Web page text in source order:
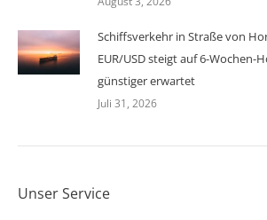
Schiffsverkehr in Straße von
EUR/USD steigt auf 6-Wochen-
günstiger erwartet
Juli 31, 2026
Unser Service